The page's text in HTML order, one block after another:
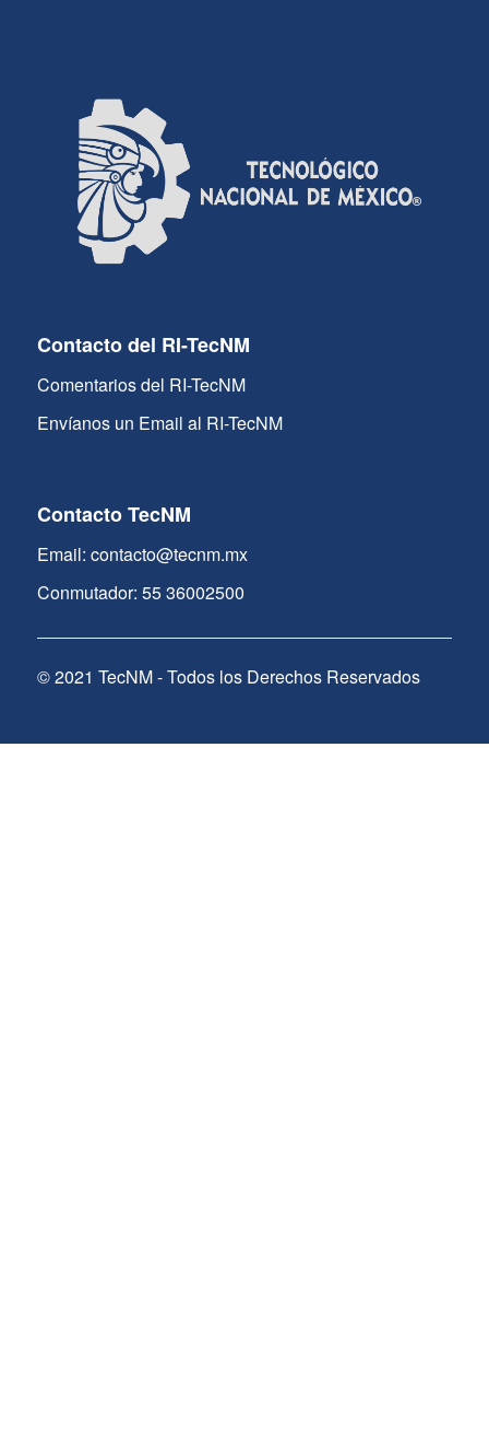
Contacto del RI-TecNM
Comentarios del RI-TecNM
Envíanos un Email al RI-TecNM
Contacto TecNM
Email: contacto@tecnm.mx
Conmutador: 55 36002500
© 2021 TecNM - Todos los Derechos Reservados